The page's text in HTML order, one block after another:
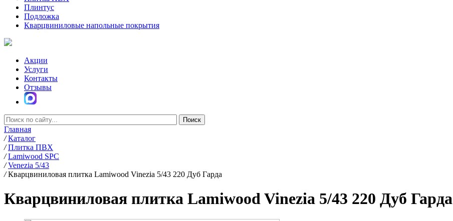
Плинтус
Подложка
Кварцвиниловые напольные покрытия
Акции
Услуги
Контакты
Отзывы
Главная
/ Каталог
/ Плитка ПВХ
/ Lamiwood SPC
/ Venezia 5/43
/ Кварцвиниловая плитка Lamiwood Vinezia 5/43 220 Дуб Гарда
Кварцвиниловая плитка Lamiwood Vinezia 5/43 220 Дуб Гарда